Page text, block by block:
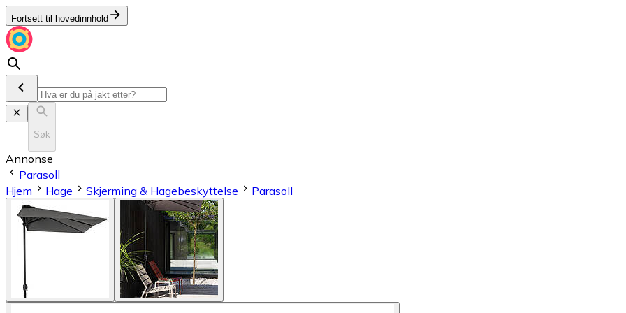
Fortsett til hovedinnhold
Søk
Annonse
Parasoll
Hjem
Hage Skjerming & Hagebeskyttelse Parasoll